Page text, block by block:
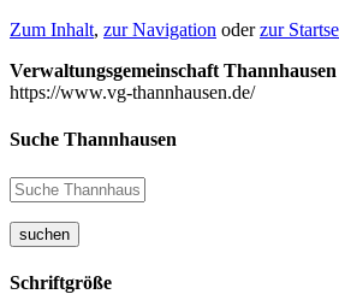
Zum Inhalt, zur Navigation oderzur
Verwaltungsgemeinschaft Thannhausen
https://www.vg-thannhausen.de/
Suche Thannhausen
suchen
Schriftgröße